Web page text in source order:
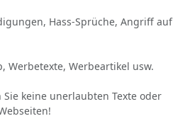
Hass-Sprüche, Angriff auf
Werbetexte, Werbeartikel usw.
Sie keine unerlaubten Texte oder